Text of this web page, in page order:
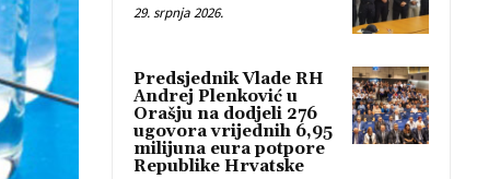
29. srpnja 2026.
Predsjednik Vlade RH
Andrej Plenković u
Orašju na dodjeli 276
ugovora vrijednih 6,95
milijuna eura potpore
Republike Hrvatske